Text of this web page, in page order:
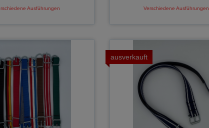
Ausführungen Verschiedene Ausführungen
ausverkauft